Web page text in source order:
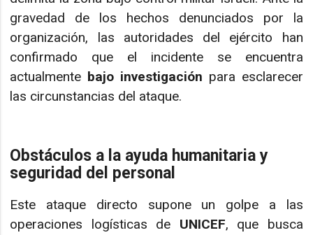
gravedad de los hechos denunciados por la
organización, las autoridades del ejército han
confirmado que el incidente se encuentra
actualmente bajo investigación para esclarecer
las circunstancias del ataque.
Obstáculos a la ayuda humanitaria y
seguridad del personal
Este ataque directo supone un golpe a las
operaciones logísticas de UNICEF, que busca